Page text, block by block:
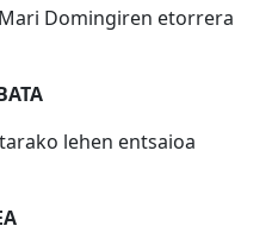
Domingiren etorrera
lehen entsaioa